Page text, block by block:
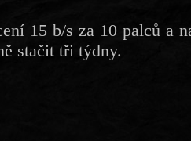
15 b/s za 10 palců a
stačit tři týdny.